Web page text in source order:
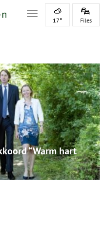
Toggle navigation
17° Files
“Warm hart